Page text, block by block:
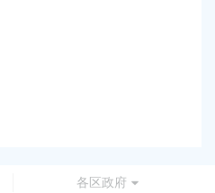
各区政府